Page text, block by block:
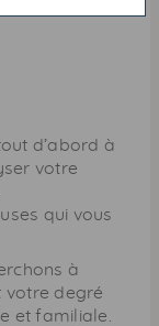
d’abord à
votre
qui vous
à
votre degré
et familiale.